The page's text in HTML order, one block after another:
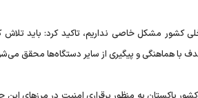
کشور مشکل خاصی نداریم، تاکید کرد: باید
با هماهنگی و پیگیری از سایر دستگاه‌ها محقق